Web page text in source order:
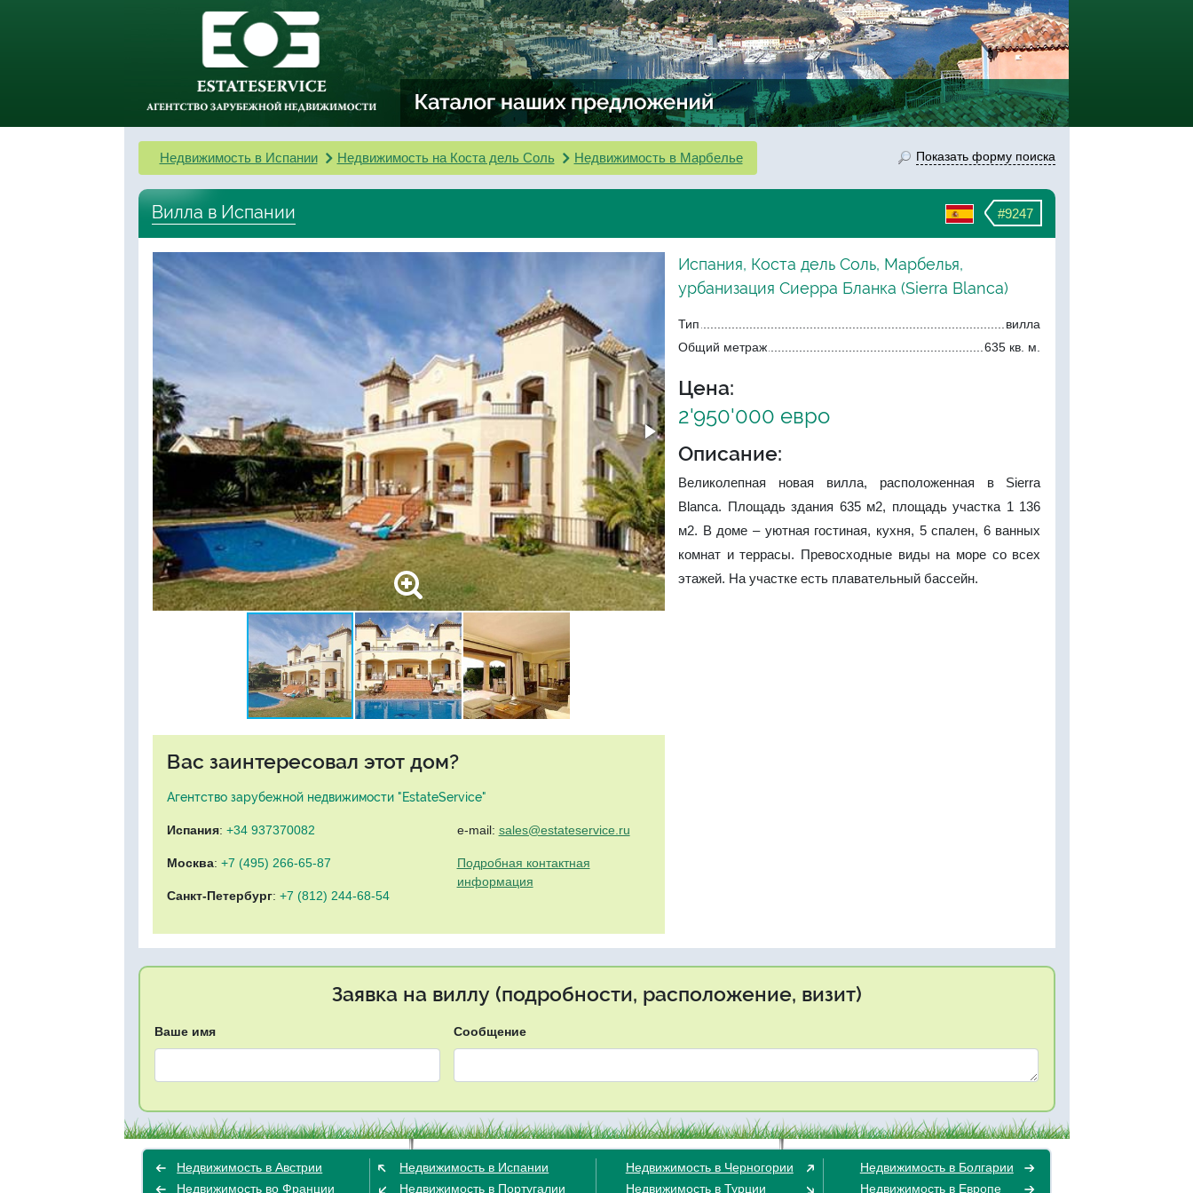
Недвижимость в Испании Недвижимость на Коста дель Соль Недвижимость в Марбелье Показать форму поиска
#9247
Вилла в Испании
Вас заинтересовал этот дом?
Агентство зарубежной недвижимости "EstateService"
Испания: +34 937370082
Москва: +7 (495) 266-65-87
Санкт-Петербург: +7 (812) 244-68-54
e-mail: sales@estateservice.ru
Подробная контактная
информация
Испания, Коста дель Соль, Марбелья,
урбанизация Сиерра Бланка (Sierra Blanca)
Тип
вилла
Общий метраж
635 кв. м.
Цена:
2'950'000 евро
Описание:
Великолепная новая вилла, расположенная в Sierra
Blanca. Площадь здания 635 м2, площадь участка 1 136
м2. В доме – уютная гостиная, кухня, 5 спален, 6 ванных
комнат и террасы. Превосходные виды на море со всех
этажей. На участке есть плавательный бассейн.
Заявка на виллу (подробности, расположение, визит)
Ваше имя Сообщение
Недвижимость в Австрии
Недвижимость во Франции
Недвижимость в Испании
Недвижимость в Португалии
Недвижимость в Черногории
Недвижимость в Турции
Недвижимость в Болгарии
Недвижимость в Европе